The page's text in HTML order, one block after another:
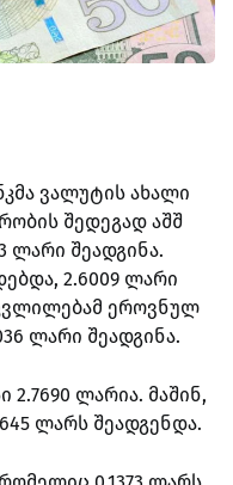
ვალუტის ახალი
შედეგად აშშ
ლარი შეადგინა.
2.6009 ლარი
ეროვნულ
ლარი შეადგინა.
ლარია. მაშინ,
ლარს შეადგენდა.